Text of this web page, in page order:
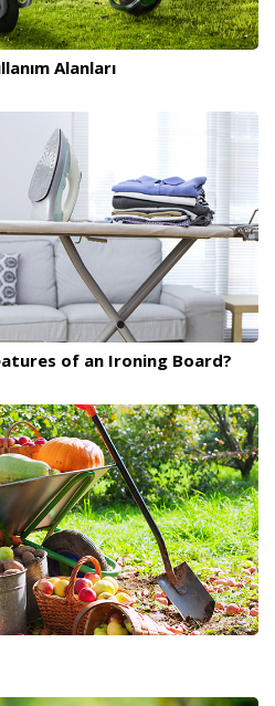
Alanları
of an Ironing Board?